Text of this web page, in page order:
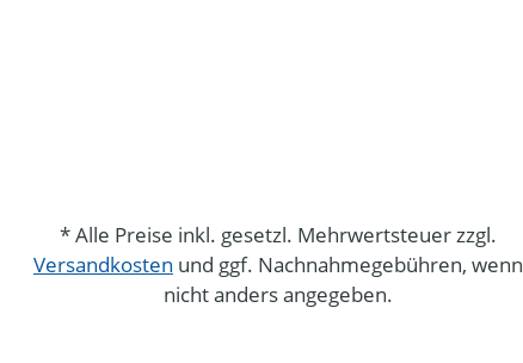
* Alle Preise inkl. gesetzl. Mehrwertsteuer zzgl.
Versandkosten und ggf. Nachnahmegebühren, wenn
nicht anders angegeben.